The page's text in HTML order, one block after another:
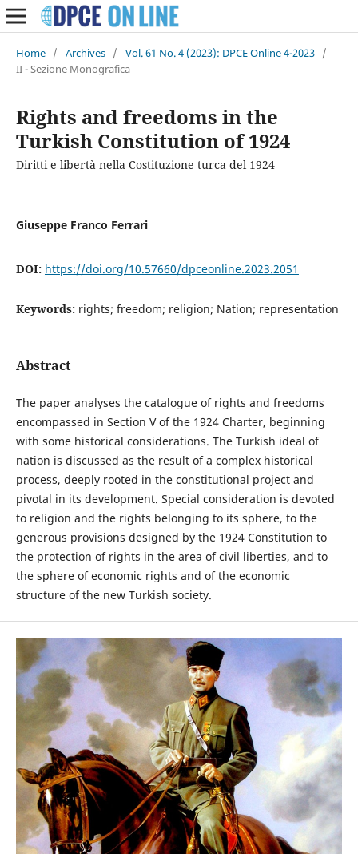
Home / Archives / Vol. 61 No. 4 (2023): DPCE Online 4-2023 /
II - Sezione Monografica
Rights and freedoms in the
Turkish Constitution of 1924
Diritti e libertà nella Costituzione turca del 1924
Giuseppe Franco Ferrari
DOI: https://doi.org/10.57660/dpceonline.2023.2051
Keywords: rights; freedom; religion; Nation; representation
Abstract
The paper analyses the catalogue of rights and freedoms
encompassed in Section V of the 1924 Charter, beginning
with some historical considerations. The Turkish ideal of
nation is discussed as the result of a complex historical
process, deeply rooted in the constitutional project and
pivotal in its development. Special consideration is devoted
to religion and the rights belonging to its sphere, to the
generous provisions designed by the 1924 Constitution to
the protection of rights in the area of civil liberties, and to
the sphere of economic rights and of the economic
structure of the new Turkish society.